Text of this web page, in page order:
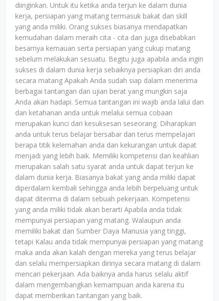
diinginkan. Untuk itu ketika anda terjun ke dalam dunia
kerja, persiapan yang matang termasuk bakat dan skill
yang anda miliki. Orang sukses biasanya mendapatkan
kemudahan dalam meraih cita - cita dan juga disebabkan
besarnya kemauan serta persiapan yang cukup matang
sebelum melakukan sesuatu. Begitu juga apabila anda ingin
sukses di dalam dunia kerja sebaiknya persiapkan diri anda
secara matang Apakah Anda sudah siap dalam menerima
berbagai tantangan dan ujian berat yang mungkin saja
Anda akan hadapi. Semua tantangan ini wajib anda lalui dan
dan ketahanan anda untuk melalui semua cobaan
merupakan kunci dari kesuksesan seseorang. Diharapkan
anda untuk terus belajar bersabar dan terus mempelajari
berapa titik kelemahan anda dan kekurangan untuk dapat
menjadi yang lebih baik. Memiliki kompetensi dan keahlian
merupakan salah satu syarat anda untuk dapat terjun ke
dalam dunia kerja. Biasanya bakat yang anda miliki dapat
diperdalam kembali sehingga anda lebih berpeluang untuk
dapat diterima di dalam sebuah pekerjaan. Kompetensi
yang anda miliki tidak akan berarti Apabila anda tidak
mempunyai persiapan yang matang. Walaupun anda
memiliki bakat dan Sumber Daya Manusia yang tinggi,
tetapi Kalau anda tidak mempunyai persiapan yang matang
maka anda akan kalah dengan mereka yang terus belajar
dan selalu mempersiapkan dirinya secara matang di dalam
mencari pekerjaan. Ada baiknya anda harus selalu aktif
dalam mengembangkan kemampuan anda karena itu
dapat memberikan tantangan yang baik.